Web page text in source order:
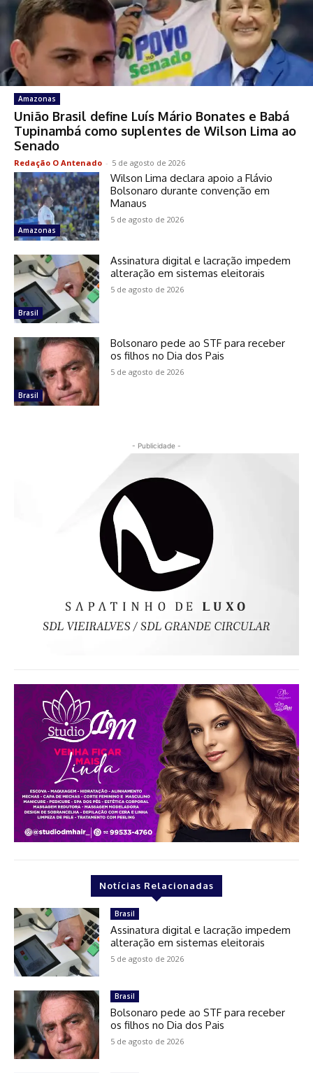
Amazonas
União Brasil define Luís Mário Bonates e Babá
Tupinambá como suplentes de Wilson Lima ao
Senado
Redação O Antenado - 5 de agosto de 2026
Amazonas
Wilson Lima declara apoio a Flávio
Bolsonaro durante convenção em
Manaus
5 de agosto de 2026
Brasil
Assinatura digital e lacração impedem
alteração em sistemas eleitorais
5 de agosto de 2026
Brasil
Bolsonaro pede ao STF para receber
os filhos no Dia dos Pais
5 de agosto de 2026
- Publicidade -
Notícias Relacionadas
Brasil
Assinatura digital e lacração impedem
alteração em sistemas eleitorais
5 de agosto de 2026
Brasil
Bolsonaro pede ao STF para receber
os filhos no Dia dos Pais
5 de agosto de 2026